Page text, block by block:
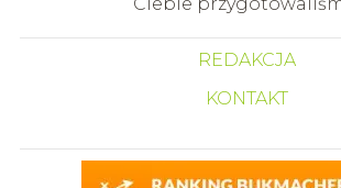
REDAKCJA
KONTAKT